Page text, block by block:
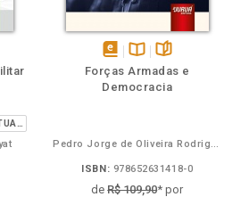
disponível
em
Disponível
na
páginas
Forças Armadas e
Democracia
Pedro Jorge de Oliveira Rodrigues
ISBN: 978652631418-0
deR$ 109,90* por